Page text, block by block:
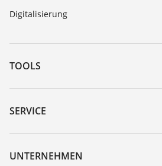
Digitalisierung
TOOLS
Download-Center
Gerätesuche (Seriennummer)
DTM Collection/PACTware
SERVICE
Geräterücksendung
Trainings
UNTERNEHMEN